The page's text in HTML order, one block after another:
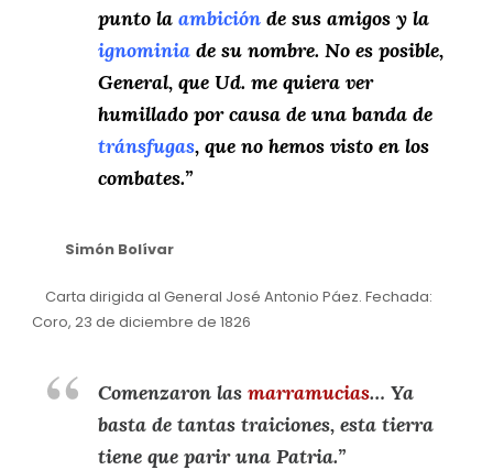
punto la ambiciónde sus amigos y la
ignominiade su nombre. No es posible,
General, que Ud. me quiera ver
humillado por causa de una banda de
tránsfugas, que no hemos visto en los
combates.”
Simón Bolívar
Carta dirigida al General José Antonio Páez. Fechada:
Coro, 23 de diciembre de 1826
Comenzaron las marramucias… Ya
basta de tantas traiciones, esta tierra
tiene que parir una Patria.”